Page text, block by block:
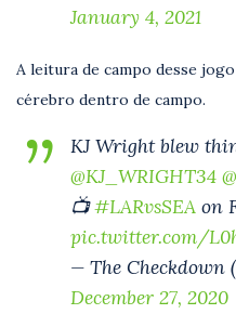
January 4, 2021
A leitura de campo desse
cérebro dentro de campo.
KJ Wright blew
@KJ_WRIGHT34
📺#LARvsSEA on
pic.twitter.com/
— The Checkdown
December 27, 2020